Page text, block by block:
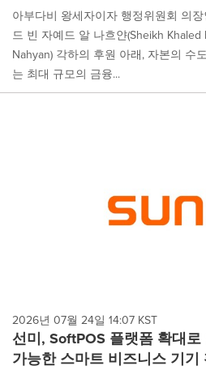
아부다비 왕세자이자 행정위원회 의
드 빈 자예드 알 나흐얀(Sheikh
Nahyan) 각하의 후원 아래, 자본의 수
는 최대 규모의 금융...
2026년 07월 24일 14:07 KST
선미, SoftPOS 플랫폼 확대
가능한 스마트 비즈니스 기기